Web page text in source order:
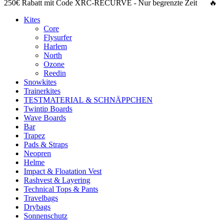
250€ Rabattmit Code XRC-RECURVE - Nur begrenzte Zeit 🔥
Kites
Core
Flysurfer
Harlem
North
Ozone
Reedin
Snowkites
Trainerkites
TESTMATERIAL & SCHNÄPPCHEN
Twintip Boards
Wave Boards
Bar
Trapez
Pads & Straps
Neopren
Helme
Impact & Floatation Vest
Rashvest & Layering
Technical Tops & Pants
Travelbags
Drybags
Sonnenschutz